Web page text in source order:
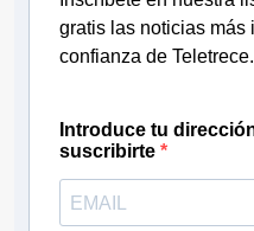
gratis las noticias más
confianza de Teletrece.
Introduce tu
suscribirte